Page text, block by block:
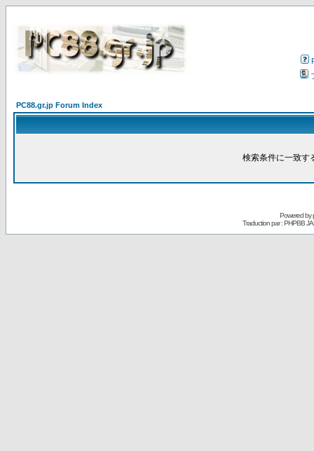
PC88.gr.jp Forum Index
検索条件に一致す
Powered by
Traduction par : PHPBB